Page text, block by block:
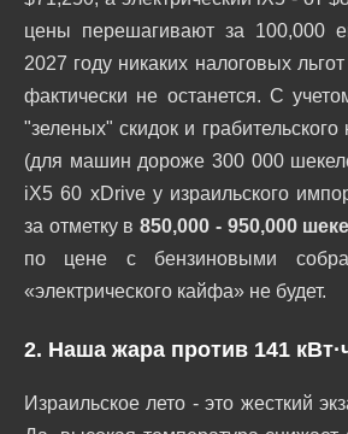
цены перешагивают за 100,000
2027 году никаких налоговых
фактически не останется. С
"зеленых" скидок и
(для машин дороже 300 000
iX5 60 xDrive у израильского
за отметку в850,000 - 950,000
по цене с бензиновыми
«электрического кайфа» не будет.
2. Наша жара против 141
Израильское лето - это жесткий